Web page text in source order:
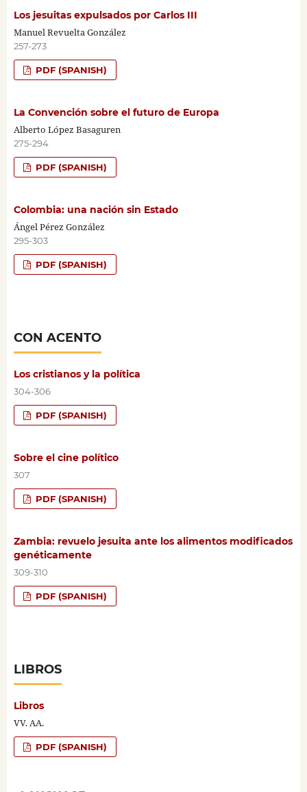
Los jesuitas expulsados por Carlos III
Manuel Revuelta González
257-273
PDF (SPANISH)
La Convención sobre el futuro de Europa
Alberto López Basaguren
275-294
PDF (SPANISH)
Colombia: una nación sin Estado
Ángel Pérez González
295-303
PDF (SPANISH)
CON ACENTO
Los cristianos y la política
304-306
PDF (SPANISH)
Sobre el cine político
307
PDF (SPANISH)
Zambia: revuelo jesuita ante los alimentos modificados
genéticamente
309-310
PDF (SPANISH)
LIBROS
Libros
VV. AA.
PDF (SPANISH)